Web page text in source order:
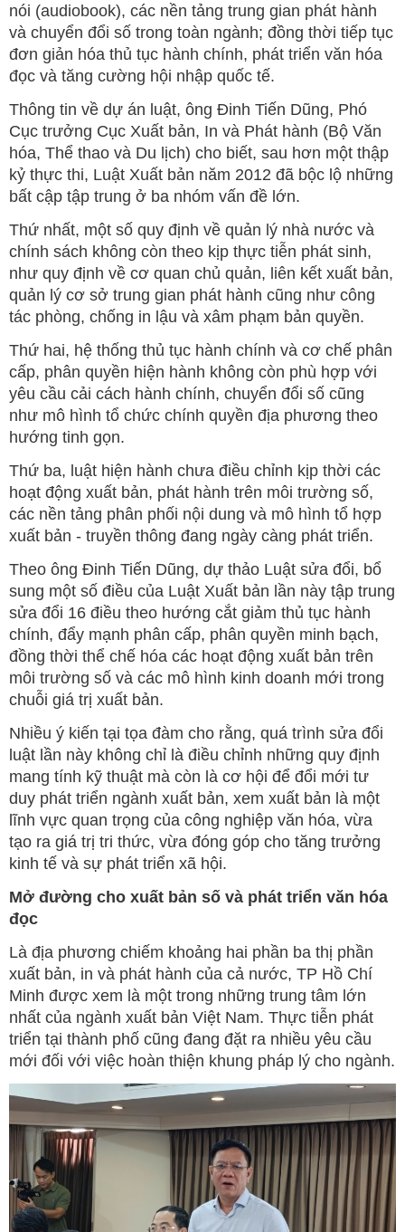
nói (audiobook), các nền tảng trung gian phát hành
và chuyển đổi số trong toàn ngành; đồng thời tiếp tục
đơn giản hóa thủ tục hành chính, phát triển văn hóa
đọc và tăng cường hội nhập quốc tế.
Thông tin về dự án luật, ông Đinh Tiến Dũng, Phó
Cục trưởng Cục Xuất bản, In và Phát hành (Bộ Văn
hóa, Thể thao và Du lịch) cho biết, sau hơn một thập
kỷ thực thi, Luật Xuất bản năm 2012 đã bộc lộ những
bất cập tập trung ở ba nhóm vấn đề lớn.
Thứ nhất, một số quy định về quản lý nhà nước và
chính sách không còn theo kịp thực tiễn phát sinh,
như quy định về cơ quan chủ quản, liên kết xuất bản,
quản lý cơ sở trung gian phát hành cũng như công
tác phòng, chống in lậu và xâm phạm bản quyền.
Thứ hai, hệ thống thủ tục hành chính và cơ chế phân
cấp, phân quyền hiện hành không còn phù hợp với
yêu cầu cải cách hành chính, chuyển đổi số cũng
như mô hình tổ chức chính quyền địa phương theo
hướng tinh gọn.
Thứ ba, luật hiện hành chưa điều chỉnh kịp thời các
hoạt động xuất bản, phát hành trên môi trường số,
các nền tảng phân phối nội dung và mô hình tổ hợp
xuất bản - truyền thông đang ngày càng phát triển.
Theo ông Đinh Tiến Dũng, dự thảo Luật sửa đổi, bổ
sung một số điều của Luật Xuất bản lần này tập trung
sửa đổi 16 điều theo hướng cắt giảm thủ tục hành
chính, đẩy mạnh phân cấp, phân quyền minh bạch,
đồng thời thể chế hóa các hoạt động xuất bản trên
môi trường số và các mô hình kinh doanh mới trong
chuỗi giá trị xuất bản.
Nhiều ý kiến tại tọa đàm cho rằng, quá trình sửa đổi
luật lần này không chỉ là điều chỉnh những quy định
mang tính kỹ thuật mà còn là cơ hội để đổi mới tư
duy phát triển ngành xuất bản, xem xuất bản là một
lĩnh vực quan trọng của công nghiệp văn hóa, vừa
tạo ra giá trị tri thức, vừa đóng góp cho tăng trưởng
kinh tế và sự phát triển xã hội.
Mở đường cho xuất bản số và phát triển văn hóa
đọc
Là địa phương chiếm khoảng hai phần ba thị phần
xuất bản, in và phát hành của cả nước, TP Hồ Chí
Minh được xem là một trong những trung tâm lớn
nhất của ngành xuất bản Việt Nam. Thực tiễn phát
triển tại thành phố cũng đang đặt ra nhiều yêu cầu
mới đối với việc hoàn thiện khung pháp lý cho ngành.